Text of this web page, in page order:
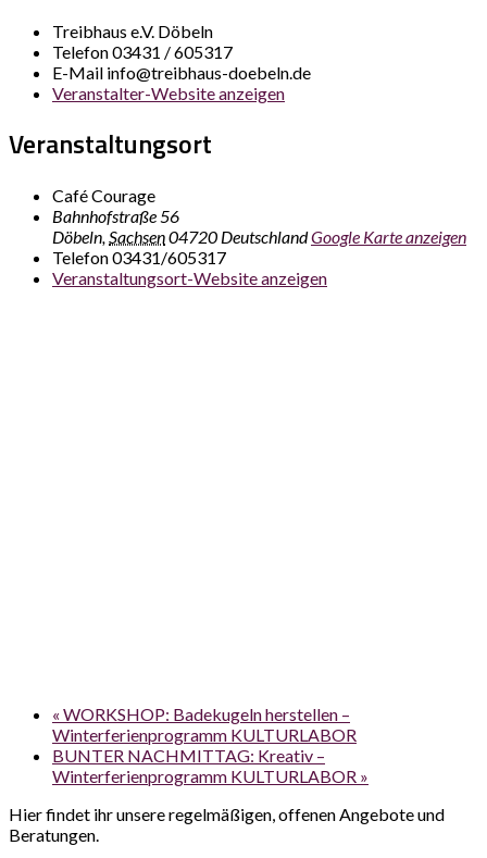
Treibhaus e.V. Döbeln
Telefon03431 / 605317
E-Mail info@treibhaus-doebeln.de
Veranstalter-Website anzeigen
Veranstaltungsort
Café Courage
Bahnhofstraße 56
Döbeln,Sachsen04720 DeutschlandGoogle Karte anzeigen
Telefon03431/605317
Veranstaltungsort-Website anzeigen
« WORKSHOP: Badekugeln herstellen –
Winterferienprogramm KULTURLABOR
BUNTER NACHMITTAG: Kreativ –
Winterferienprogramm KULTURLABOR »
Hier findet ihr unsere regelmäßigen, offenen Angebote und
Beratungen.